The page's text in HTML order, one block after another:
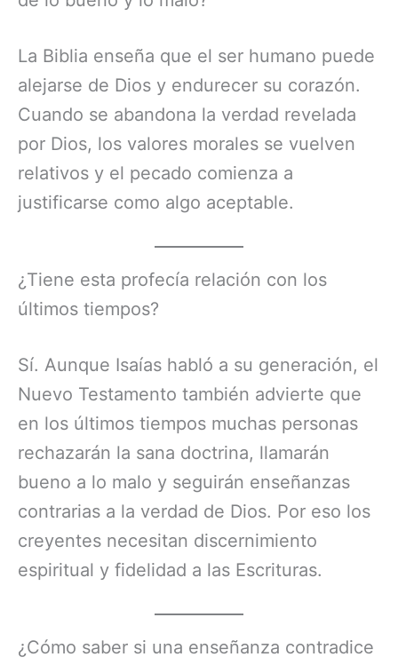
La Biblia enseña que el ser humano puede
alejarse de Dios y endurecer su corazón.
Cuando se abandona la verdad revelada
por Dios, los valores morales se vuelven
relativos y el pecado comienza a
justificarse como algo aceptable.
¿Tiene esta profecía relación con los
últimos tiempos?
Sí. Aunque Isaías habló a su generación, el
Nuevo Testamento también advierte que
en los últimos tiempos muchas personas
rechazarán la sana doctrina, llamarán
bueno a lo malo y seguirán enseñanzas
contrarias a la verdad de Dios. Por eso los
creyentes necesitan discernimiento
espiritual y fidelidad a las Escrituras.
¿Cómo saber si una enseñanza contradice